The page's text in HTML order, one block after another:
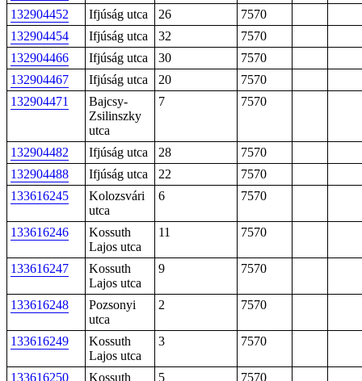
132904452
Ifjúság utca 26
7570
132904454
Ifjúság utca 32
7570
132904466
Ifjúság utca 30
7570
132904467
Ifjúság utca 20
7570
132904471
Bajcsy-
Zsilinszky
utca
7 7570
132904482 Ifjúság utca 28
7570
132904488
Ifjúság utca 22
7570
133616245
Kolozsvári
utca
6 7570
133616246
Kossuth
Lajos utca
11 7570
133616247
Kossuth
Lajos utca
9 7570
133616248
Pozsonyi
utca
2 7570
133616249
Kossuth
Lajos utca
3 7570
133616250 Kossuth 5 7570